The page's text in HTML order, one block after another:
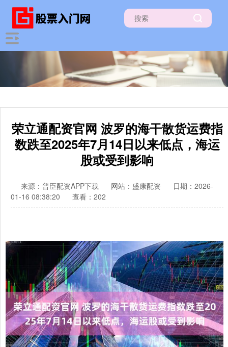
荣立通配资官网 波罗的海干散货运费指
数跌至2025年7月14日以来低点，海运
股或受到影响
来源：普臣配资APP下载 网站：盛康配资
日期：2026-
01-16 08:38:20
查看：202